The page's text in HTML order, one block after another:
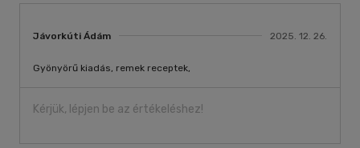
Jávorkúti Ádám 2025. 12. 26.
Gyönyörű kiadás, remek receptek,
Kérjük, lépjen be az értékeléshez!